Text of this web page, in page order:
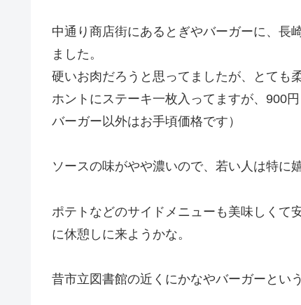
中通り商店街にあるとぎやバーガーに、長
ました。
硬いお肉だろうと思ってましたが、とても
ホントにステーキ一枚入ってますが、900
バーガー以外はお手頃価格です）
ソースの味がやや濃いので、若い人は特に
ポテトなどのサイドメニューも美味しくて
に休憩しに来ようかな。
昔市立図書館の近くにかなやバーガーとい